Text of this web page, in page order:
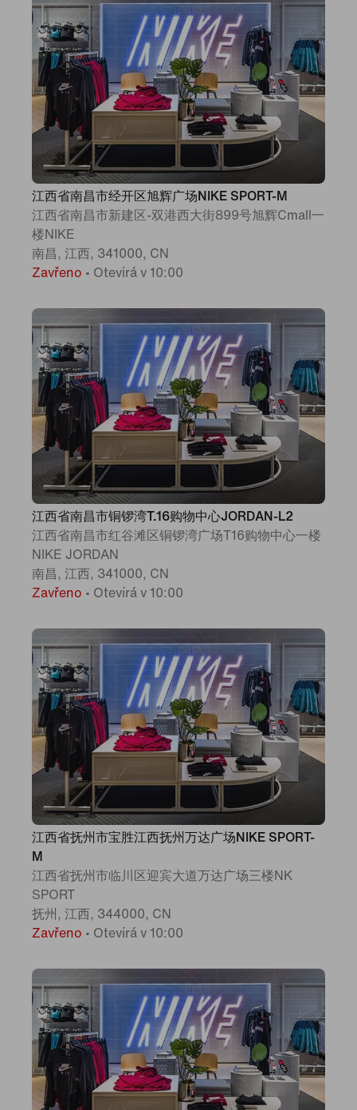
江西省南昌市经开区旭辉广场NIKE SPORT-M
江西省南昌市新建区-双港西大街899号旭辉Cmall一
楼NIKE
南昌, 江西, 341000, CN
Zavřeno • Otevírá v 10:00
江西省南昌市铜锣湾T.16购物中心JORDAN-L2
江西省南昌市红谷滩区铜锣湾广场T16购物中心一楼
NIKE JORDAN
南昌, 江西, 341000, CN
Zavřeno • Otevírá v 10:00
江西省抚州市宝胜江西抚州万达广场NIKE SPORT-
M
江西省抚州市临川区迎宾大道万达广场三楼NK
SPORT
抚州, 江西, 344000, CN
Zavřeno • Otevírá v 10:00